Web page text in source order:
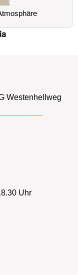
Westenhellweg
Uhr